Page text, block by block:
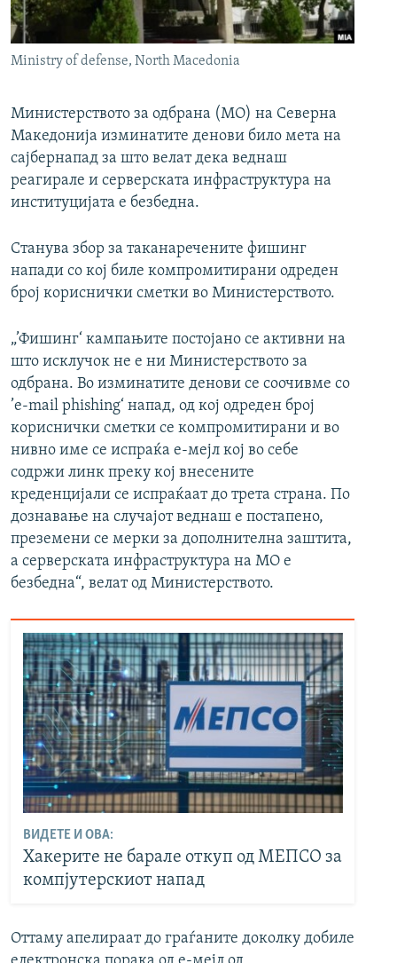
РСЕ веб страници
Ministry of defense, North Macedonia
Министерството за одбрана (МО) на Северна
Македонија изминатите денови било мета на
сајбернапад за што велат дека веднаш
реагирале и серверската инфраструктура на
институцијата е безбедна.
Станува збор за таканаречените фишинг
напади со кој биле компромитирани одреден
број кориснички сметки во Министерството.
„’Фишинг‘ кампањите постојано се активни на
што исклучок не е ни Министерството за
одбрана. Во изминатите денови се соочивме со
’e-mail phishing‘ напад, од кој одреден број
кориснички сметки се компромитирани и во
нивно име се испраќа е-мејл кој во себе
содржи линк преку кој внесените
креденцијали се испраќаат до трета страна. По
дознавање на случајот веднаш е постапено,
преземени се мерки за дополнителна заштита,
а серверската инфраструктура на МО е
безбедна“, велат од Министерството.
ВИДЕТЕ И ОВА:
Хакерите не барале откуп од МЕПСО за
компјутерскиот напад
Оттаму апелираат до граѓаните доколку добиле